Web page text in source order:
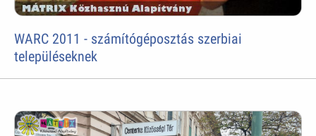
WARC 2011 - számítógéposztás szerbiai
településeknek